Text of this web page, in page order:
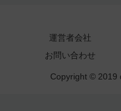
運営者会社
お問い合わせ
Copyright © 2019